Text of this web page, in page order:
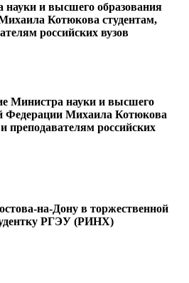
науки и высшего образования
Котюкова студентам,
российских вузов
Министра науки и высшего
Федерации Михаила Котюкова
преподавателям российских
на-Дону в торжественной
РГЭУ (РИНХ)